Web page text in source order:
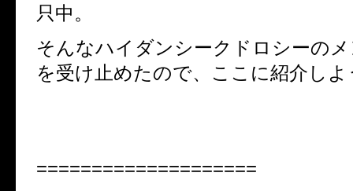
只中。
そんなハイダンシークドロシーの
を受け止めたので、ここに紹介しよ
====================